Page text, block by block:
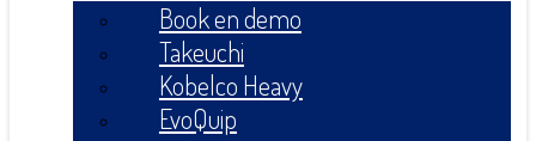
Book en demo
Takeuchi
Kobelco Heavy
EvoQuip